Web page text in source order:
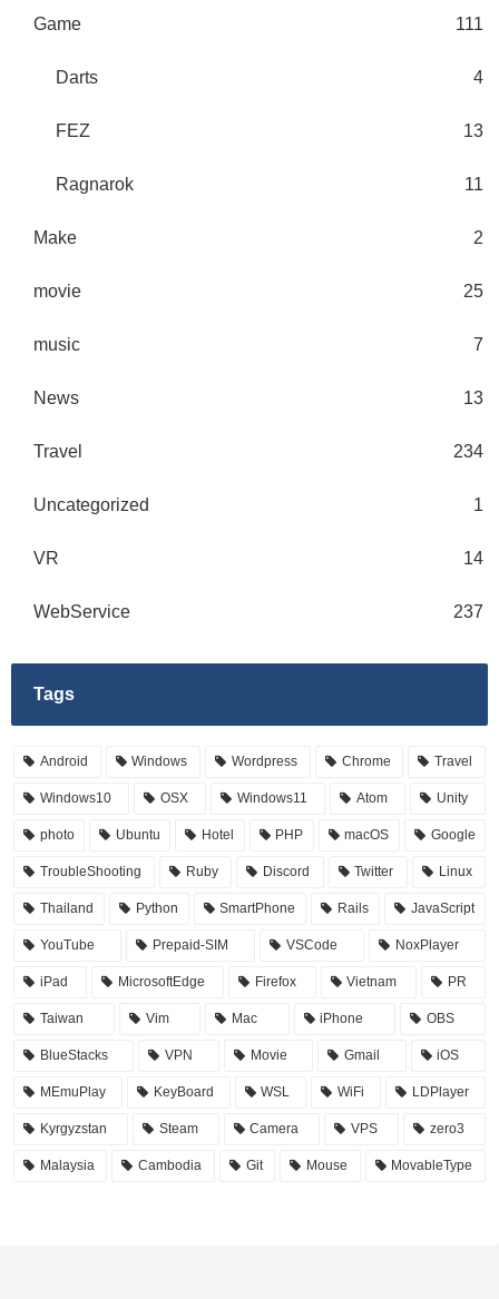
Game 111
Darts 4
FEZ 13
Ragnarok 11
Make 2
movie 25
music 7
News 13
Travel 234
Uncategorized 1
VR 14
WebService 237
Tags
Android Windows Wordpress Chrome Travel
Windows10 OSX Windows11 Atom Unity
photo Ubuntu Hotel PHP macOS Google
TroubleShooting Ruby Discord Twitter Linux
Thailand Python SmartPhone Rails JavaScript
YouTube Prepaid-SIM VSCode NoxPlayer
iPad MicrosoftEdge Firefox Vietnam PR
Taiwan Vim Mac iPhone OBS
BlueStacks VPN Movie Gmail iOS
MEmuPlay KeyBoard WSL WiFi LDPlayer
Kyrgyzstan Steam Camera VPS zero3
Malaysia Cambodia Git Mouse MovableType